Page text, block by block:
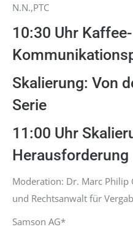
N.N.,PTC
10:30 Uhr
Skalierung: Von
Serie
11:00 Uhr
Herausforderung
Moderation: Dr. Marc Philip
und Rechtsanwalt für
Samson AG*